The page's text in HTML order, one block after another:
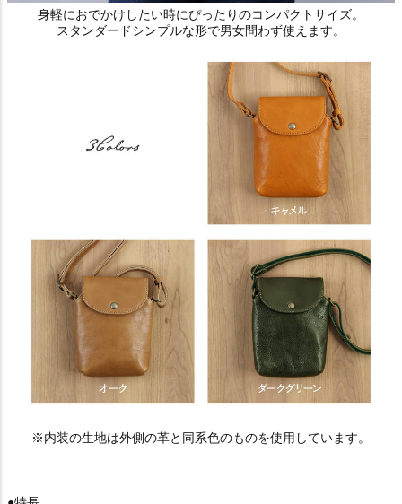
身軽におでかけしたい時にぴったりのコンパクトサイズ。
スタンダードシンプルな形で男女問わず使えます。
※内装の生地は外側の革と同系色のものを使用しています。